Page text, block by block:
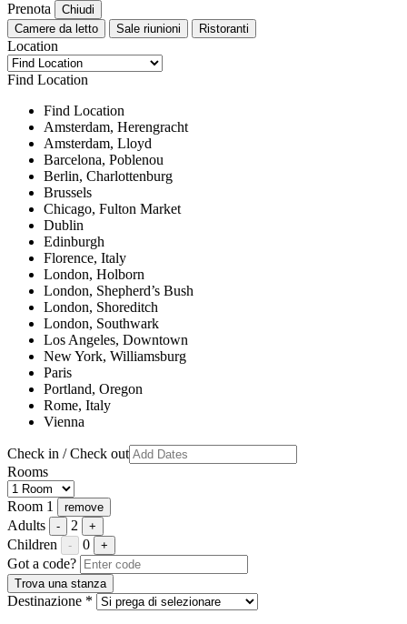
Prenota
Chiudi
Camere da letto
Sale riunioni Ristoranti
Location
Find Location
Find Location
Amsterdam, Herengracht
Amsterdam, Lloyd
Barcelona, Poblenou
Berlin, Charlottenburg
Brussels
Chicago, Fulton Market
Dublin
Edinburgh
Florence, Italy
London, Holborn
London, Shepherd’s Bush
London, Shoreditch
London, Southwark
Los Angeles, Downtown
New York, Williamsburg
Paris
Portland, Oregon
Rome, Italy
Vienna
Check in / Check out
Rooms
Room 1 remove
Adults - 2 +
Children - 0 +
Got a code?
Trova una stanza
Destinazione *